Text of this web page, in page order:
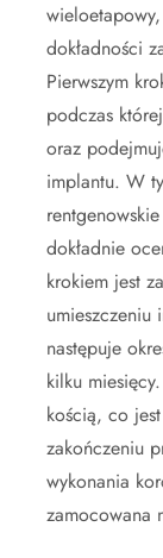
dokładności
Pierwszym
podczas
oraz
implantu. W
dokładnie
krokiem jest
następuje
kilku
kością, co
zakończeniu
wykonania
zamocowana